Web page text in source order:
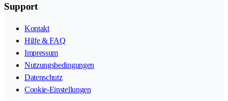
Support
Kontakt
Hilfe & FAQ
Impressum
Nutzungsbedingungen
Datenschutz
Cookie-Einstellungen